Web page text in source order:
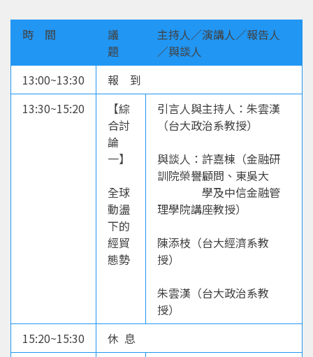
時 間
議
題
主持人／演講人／報告人
／與談人
13:00~13:30
報 到
13:30~15:20
【綜
合討
論
一】
全球
動盪
下的
經貿
態勢
引言人與主持人：朱雲漢
（台大政治系教授）
與談人：許嘉棟（金融研
訓院榮譽顧問、東吳大
學及中信金融管
理學院講座教授）
陳添枝（台大經濟系教
授）
朱雲漢（台大政治系教
授）
15:20~15:30
休 息